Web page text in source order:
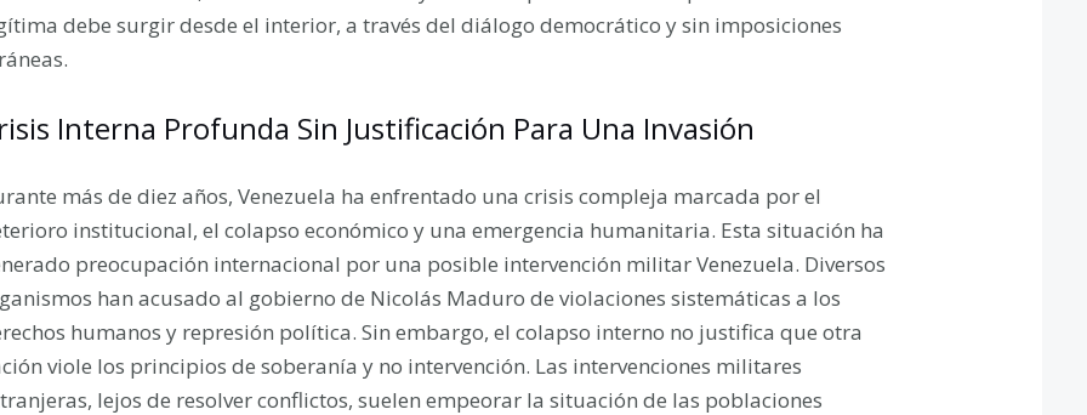
debe surgir desde el interior, a través del diálogo democrático y sin imposiciones
Interna Profunda Sin Justificación Para Una Invasión
más de diez años, Venezuela ha enfrentado una crisis compleja marcada por el
institucional, el colapso económico y una emergencia humanitaria. Esta situación ha
preocupación internacional por una posible intervención militar Venezuela. Diversos
han acusado al gobierno de Nicolás Maduro de violaciones sistemáticas a los
humanos y represión política. Sin embargo, el colapso interno no justifica que otra
viole los principios de soberanía y no intervención. Las intervenciones militares
lejos de resolver conflictos, suelen empeorar la situación de las poblaciones